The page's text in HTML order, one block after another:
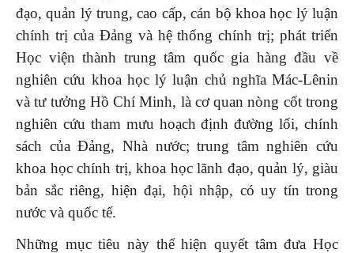
đạo, quản lý trung, cao cấp, cán bộ khoa học lý luận
chính trị của Đảng và hệ thống chính trị; phát triển
Học viện thành trung tâm quốc gia hàng đầu về
nghiên cứu khoa học lý luận chủ nghĩa Mác-Lênin
và tư tưởng Hồ Chí Minh, là cơ quan nòng cốt trong
nghiên cứu tham mưu hoạch định đường lối, chính
sách của Đảng, Nhà nước; trung tâm nghiên cứu
khoa học chính trị, khoa học lãnh đạo, quản lý, giàu
bản sắc riêng, hiện đại, hội nhập, có uy tín trong
nước và quốc tế.
Những mục tiêu này thể hiện quyết tâm đưa Học